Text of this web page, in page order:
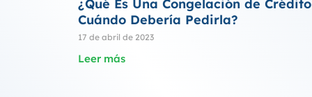
¿Qué Es Una Congelación de
Cuándo Debería Pedirla?
17 de abril de 2023
Leer más